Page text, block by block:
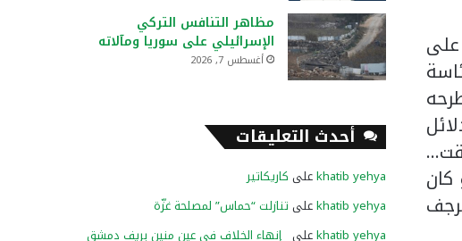
مظاهر التنافس التركي
الإسرائيلي على سوريا ومآلاته
أغسطس 7, 2026
أحدث التعليقات
khatib yehyaعلى كاريكاتير
khatib yehyaعلى تنازلت “حماس” لمصلحة غزّة
khatib yehyaعلى إنهاء الخلاف في عين منين بريف دمشق